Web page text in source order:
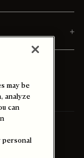
may be
analyze
can
personal